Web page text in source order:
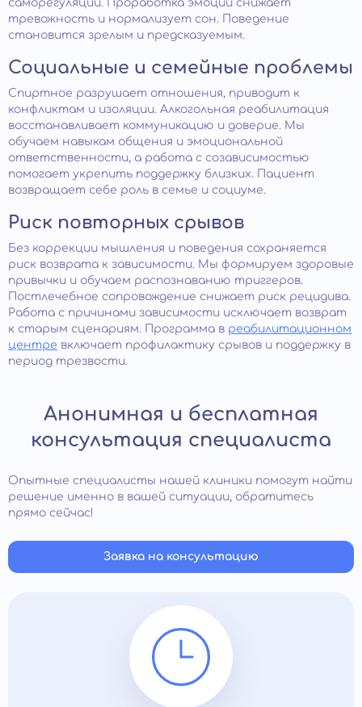
саморегуляции. Проработка эмоций снижает
тревожность и нормализует сон. Поведение
становится зрелым и предсказуемым.
Социальные и семейные проблемы
Спиртное разрушает отношения, приводит к
конфликтам и изоляции. Алкогольная реабилитация
восстанавливает коммуникацию и доверие. Мы
обучаем навыкам общения и эмоциональной
ответственности, а работа с созависимостью
помогает укрепить поддержку близких. Пациент
возвращает себе роль в семье и социуме.
Риск повторных срывов
Без коррекции мышления и поведения сохраняется
риск возврата к зависимости. Мы формируем здоровые
привычки и обучаем распознаванию триггеров.
Постлечебное сопровождение снижает риск рецидива.
Работа с причинами зависимости исключает возврат
к старым сценариям. Программа в реабилитационном
центре включает профилактику срывов и поддержку в
период трезвости.
Анонимная и бесплатная
консультация специалиста
Опытные специалисты нашей клиники помогут найти
решение именно в вашей ситуации, обратитесь
прямо сейчас!
Заявка на консультацию